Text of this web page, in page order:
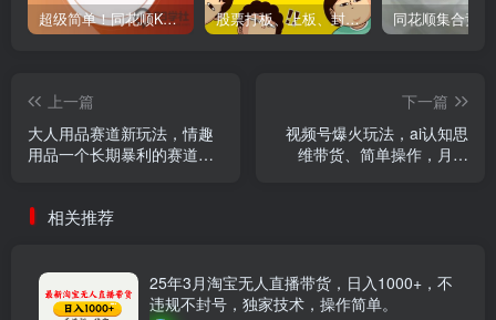
超级简单！同花顺K线界面显示行业概念指标代码图解 股票打板、上板、封板、翘板、炸板是什么意思？炒股你必须懂的暗语！
上一篇
大人用品赛道新玩法，情趣
用品一个长期暴利的赛道，
下一篇
视频号爆火玩法，ai认知思
维带货、简单操作，月入
相关推荐
25年3月淘宝无人直播带货，日入1000+，不
违规不封号，独家技术，操作简单。